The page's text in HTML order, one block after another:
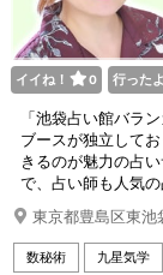
イイね！ 0 行ったよ
「池袋占い館バラ
ブースが独立して
きるのが魅力の占
で、占い師も人気
東京都豊島区東
数秘術 九星気学